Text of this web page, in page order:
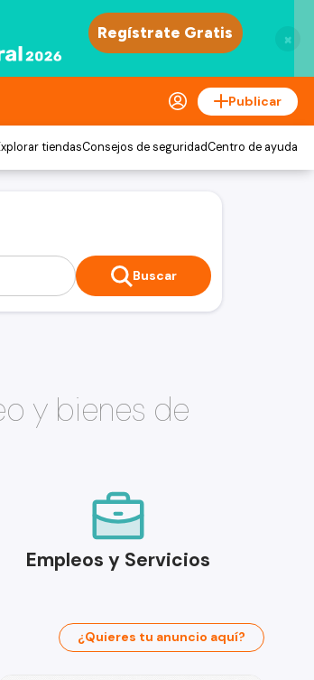
×
Publicar
tiendasConsejos de seguridadCentro de ayuda
Buscar
y bienes de
Empleos y Servicios
¿Quieres tu anuncio aquí?